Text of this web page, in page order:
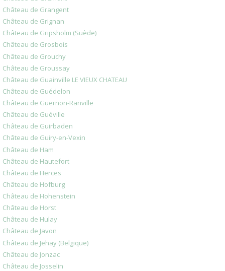
Château de Grangent
Château de Grignan
Château de Gripsholm (Suède)
Château de Grosbois
Château de Grouchy
Château de Groussay
Château de Guainville LE VIEUX CHATEAU
Château de Guédelon
Château de Guernon-Ranville
Château de Guéville
Château de Guirbaden
Château de Guiry-en-Vexin
Château de Ham
Château de Hautefort
Château de Herces
Château de Hofburg
Château de Hohenstein
Château de Horst
Château de Hulay
Château de Javon
Château de Jehay (Belgique)
Château de Jonzac
Château de Josselin